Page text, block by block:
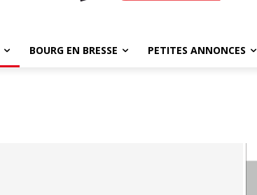
BOURG EN BRESSE PETITES ANNONCES